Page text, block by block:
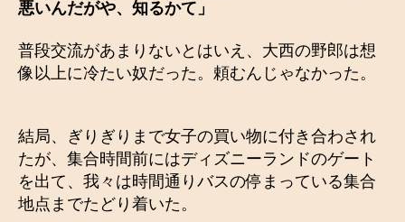
悪いんだがや、知るかて」
普段交流があまりないとはいえ、大西の野郎は想
像以上に冷たい奴だった。頼むんじゃなかった。
結局、ぎりぎりまで女子の買い物に付き合わされ
たが、集合時間前にはディズニーランドのゲート
を出て、我々は時間通りバスの停まっている集合
地点までたどり着いた。